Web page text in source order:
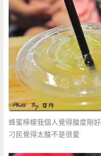
蜂蜜檸檬我個人覺得酸度剛好
刁民覺得太酸不是很愛